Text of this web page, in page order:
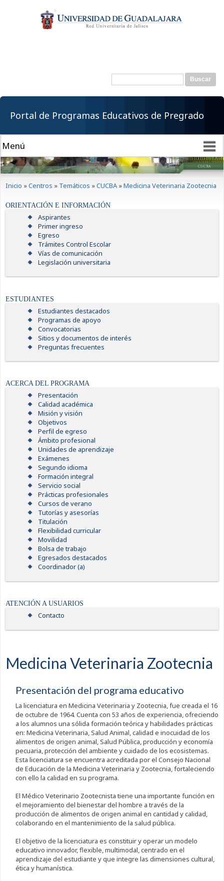
contenido
principal
Formulario de
Buscar
Portal de Programas Educativos de Pregrado
Inicio »Centros » Temáticos »CUCBA »Medicina Veterinaria Zootecnia
ORIENTACIÓN E INFORMACIÓN
Aspirantes
Primer ingreso
Egreso
Trámites Control Escolar
Vías de comunicación
Legislación universitaria
ESTUDIANTES
Estudiantes destacados
Programas de apoyo
Convocatorias
Sitios y documentos de interés
Preguntas frecuentes
ACERCA DEL PROGRAMA
Presentación
Calidad académica
Misión y visión
Objetivos
Perfil de egreso
Ámbito profesional
Unidades de aprendizaje
Exámenes
Segundo idioma
Formación integral
Servicio social
Prácticas profesionales
Cursos de verano
Tutorías y asesorías
Titulación
Flexibilidad curricular
Movilidad
Bolsa de trabajo
Egresados destacados
Coordinador (a)
ATENCIÓN A USUARIOS
Contacto
Medicina Veterinaria Zootecnia
Presentación del programa educativo
La licenciatura en Medicina Veterinaria y Zootecnia, fue creada el 16
de octubre de 1964. Cuenta con 53 años de experiencia, ofreciendo
a los alumnos una sólida formación teórica y habilidades prácticas
en: Medicina Veterinaria, Salud Animal, calidad e inocuidad de los
alimentos de origen animal, Salud Pública, producción y economía
pecuaria, protección del ambiente y cuidado de los ecosistemas.
Esta licenciatura se encuentra acreditada por el Consejo Nacional
de Educación de la Medicina Veterinaria y Zootecnia, fortaleciendo
con ello la calidad en su programa.
El Médico Veterinario Zootecnista tiene una importante función en
el mejoramiento del bienestar del hombre a través de la
producción de alimentos de origen animal en cantidad y calidad,
colaborando en el mantenimiento de la salud pública.
El objetivo de la licenciatura es constituir y operar un modelo
educativo innovador, flexible, multimodal, centrado en el
aprendizaje del estudiante y que integre las dimensiones cultural,
ética y humanística.